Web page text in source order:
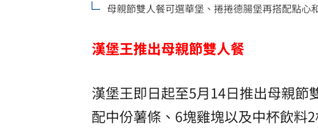
母親節雙人餐可選華堡、捲捲德腸堡再搭配點心
漢堡王推出母親節雙人餐
漢堡王即日起至5月14日推出母親
配中份薯條、6塊雞塊以及中杯飲料